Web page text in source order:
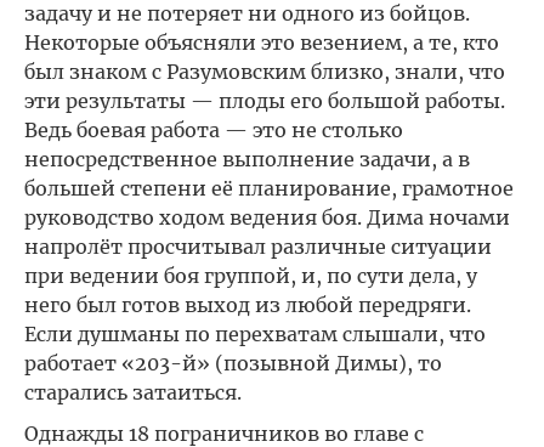
задачу и не потеряет ни одного из бойцов.
Некоторые объясняли это везением, а те, кто
был знаком с Разумовским близко, знали, что
эти результаты — плоды его большой работы.
Ведь боевая работа — это не столько
непосредственное выполнение задачи, а в
большей степени её планирование, грамотное
руководство ходом ведения боя. Дима ночами
напролёт просчитывал различные ситуации
при ведении боя группой, и, по сути дела, у
него был готов выход из любой передряги.
Если душманы по перехватам слышали, что
работает «203-й» (позывной Димы), то
старались затаиться.
Однажды 18 пограничников во главе с